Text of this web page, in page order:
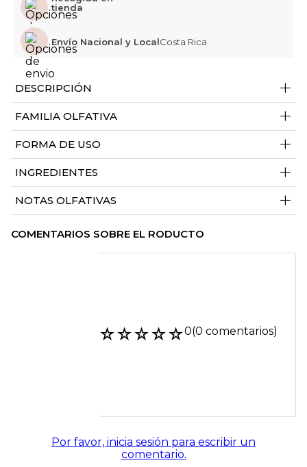
tienda
Envío Nacional y LocalCosta Rica
DESCRIPCIÓN +
FAMILIA OLFATIVA +
FORMA DE USO +
INGREDIENTES +
NOTAS OLFATIVAS +
COMENTARIOS SOBRE EL RODUCTO
☆☆☆☆☆0(0 comentarios)
Por favor, inicia sesión para escribir un
comentario.